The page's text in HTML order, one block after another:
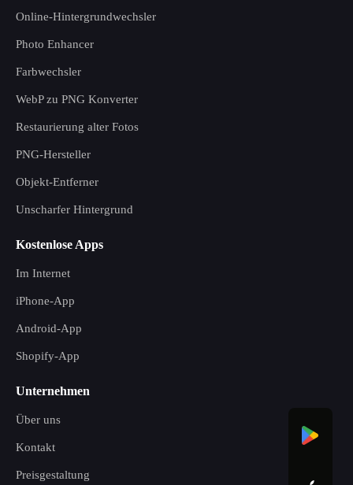
Online-Hintergrundwechsler
Photo Enhancer
Farbwechsler
WebP zu PNG Konverter
Restaurierung alter Fotos
PNG-Hersteller
Objekt-Entferner
Unscharfer Hintergrund
Kostenlose Apps
Im Internet
iPhone-App
Android-App
Shopify-App
Unternehmen
Über uns
Kontakt
Preisgestaltung